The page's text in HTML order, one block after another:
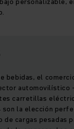
bebidas, el
automovilístico
carretillas
son la elección
de cargas pesadas